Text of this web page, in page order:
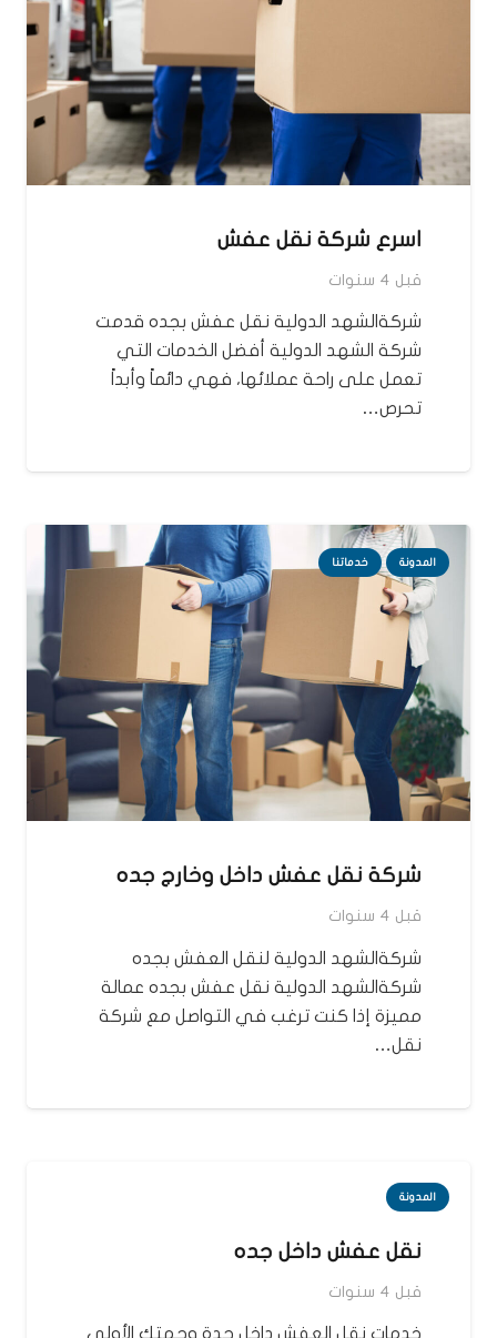
اسرع شركة نقل عفش
قبل 4 سنوات
شركةالشهد الدولية نقل عفش بجده قدمت
شركة الشهد الدولية أفضل الخدمات التي
تعمل على راحة عملائها، فهي دائماً وأبداً
تحرص…
المدونة خدماتنا
شركة نقل عفش داخل وخارج جده
قبل 4 سنوات
شركةالشهد الدولية لنقل العفش بجده
شركةالشهد الدولية نقل عفش بجده عمالة
مميزة إذا كنت ترغب في التواصل مع شركة
نقل…
المدونة
نقل عفش داخل جده
قبل 4 سنوات
خدمات نقل العفش داخل جدة وجهتك الأولى